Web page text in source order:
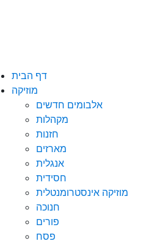
דף הבית
מוזיקה
אלבומים חדשים
מקהלות
חזנות
מארזים
אנגלית
חסידית
מוזיקה אינסטרומנטלית
חנוכה
פורים
פסח